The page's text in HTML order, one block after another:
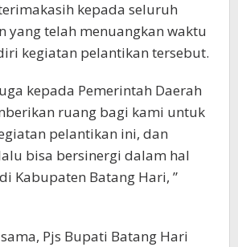
kepada seluruh
yang telah menuangkan waktu
kegiatan pelantikan tersebut.
kepada Pemerintah Daerah
ruang bagi kami untuk
pelantikan ini, dan
bisa bersinergi dalam hal
Kabupaten Batang Hari, ”
Pjs Bupati Batang Hari